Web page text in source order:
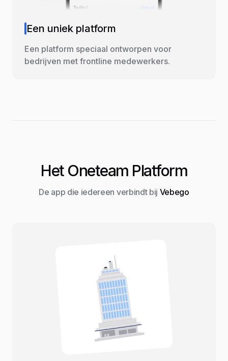
Een uniek platform
Een platform speciaal ontworpen voor
bedrijven met frontline medewerkers.
Het Oneteam Platform
De app die iedereen verbindt bij Vebego